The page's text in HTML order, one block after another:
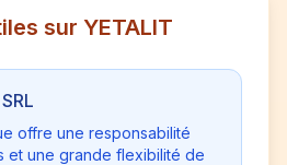
sur YETALIT
offre une responsabilité
et une grande flexibilité de